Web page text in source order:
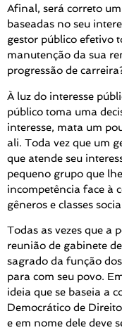
Afinal, será correto
baseadas no seu
gestor público efetivo
manutenção da sua
progressão de
À luz do interesse
público toma uma
interesse, mata um
ali. Toda vez que um
que atende seu
pequeno grupo que
incompetência face à
gêneros e classes
Todas as vezes que a
reunião de gabinete
sagrado da função
para com seu povo.
ideia que se baseia a
Democrático de
e em nome dele deve